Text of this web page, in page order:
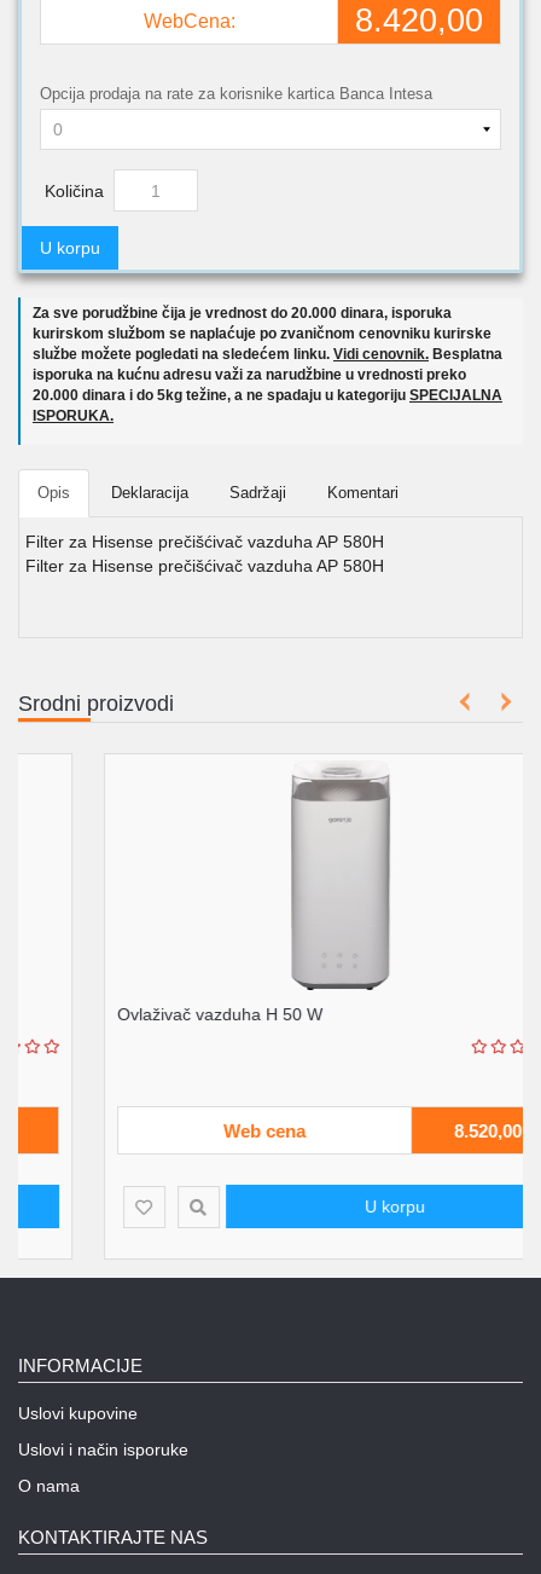
WebCena: 8.420,00
Opcija prodaja na rate za korisnike kartica Banca Intesa
Količina
U korpu
Za sve porudžbine čija je vrednost do 20.000 dinara, isporuka
kurirskom službom se naplaćuje po zvaničnom cenovniku kurirske
službe možete pogledati na sledećem linku. Vidi cenovnik. Besplatna
isporuka na kućnu adresu važi za narudžbine u vrednosti preko
20.000 dinara i do 5kg težine, a ne spadaju u kategoriju SPECIJALNA
ISPORUKA.
Opis Deklaracija Sadržaji Komentari
Filter za Hisense prečišćivač vazduha AP 580H
Filter za Hisense prečišćivač vazduha AP 580H
Srodni proizvodi
Ovlaživač vazduha H 50 W
Web cena
INFORMACIJE
Uslovi kupovine
Uslovi i način isporuke
O nama
KONTAKTIRAJTE NAS